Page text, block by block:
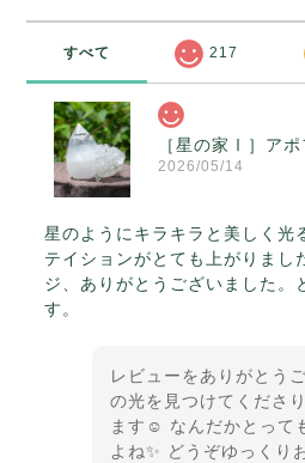
すべて 217
2026/05/14
星のようにキラキラと美しく光
テイションがとても上がりまし
ジ、ありがとうございました。
す。
レビューをありがとう
の光を見つけてくださ
ます☺️ なんだかとって
よね✨ どうぞゆっくり